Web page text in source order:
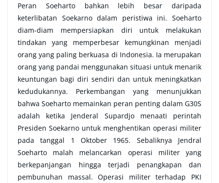
Peran Soeharto bahkan lebih besar daripada
keterlibatan Soekarno dalam peristiwa ini. Soeharto
diam-diam mempersiapkan diri untuk melakukan
tindakan yang memperbesar kemungkinan menjadi
orang yang paling berkuasa di Indonesia. Ia merupakan
orang yang pandai menggunakan situasi untuk menarik
keuntungan bagi diri sendiri dan untuk meningkatkan
kedudukannya. Perkembangan yang menunjukkan
bahwa Soeharto memainkan peran penting dalam G30S
adalah ketika Jenderal Supardjo menaati perintah
Presiden Soekarno untuk menghentikan operasi militer
pada tanggal 1 Oktober 1965. Sebaliknya Jendral
Soeharto malah melancarkan operasi militer yang
berkepanjangan hingga terjadi penangkapan dan
pembunuhan massal. Operasi militer terhadap PKI